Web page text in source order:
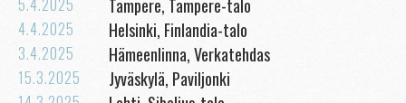
Tampere, Tampere-talo
4.4.2025 Helsinki, Finlandia-talo
3.4.2025 Hämeenlinna, Verkatehdas
15.3.2025 Jyväskylä, Paviljonki